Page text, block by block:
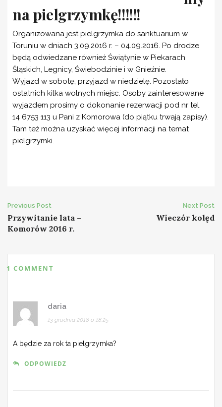
na pielgrzymkę!!!!!!
Organizowana jest pielgrzymka do sanktuarium w
Toruniu w dniach 3.09.2016 r. – 04.09.2016. Po drodze
będą odwiedzane również Świątynie w Piekarach
Śląskich, Legnicy, Świebodzinie i w Gnieźnie.
Wyjazd w sobotę, przyjazd w niedzielę. Pozostało
ostatnich kilka wolnych miejsc. Osoby zainteresowane
wyjazdem prosimy o dokonanie rezerwacji pod nr tel.
14 6753 113 u Pani z Komorowa (do piątku trwają zapisy).
Tam też można uzyskać więcej informacji na temat
pielgrzymki.
Post
navigation
Previous Post
Przywitanie lata –
Komorów 2016 r.
Next Post
Wieczór kolęd
1 COMMENT
daria
13 grudnia 2018 o 18:25
A będzie za rok ta pielgrzymka?
ODPOWIEDZ